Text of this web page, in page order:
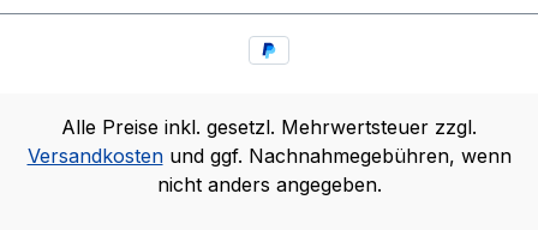
Alle Preise inkl. gesetzl. Mehrwertsteuer zzgl.
Versandkostenund ggf. Nachnahmegebühren, wenn
nicht anders angegeben.